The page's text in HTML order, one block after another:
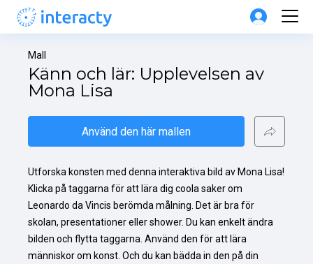
Mall
Känn och lär: Upplevelsen av
Mona Lisa
Använd den här mallen
Utforska konsten med denna interaktiva bild av Mona Lisa!
Klicka på taggarna för att lära dig coola saker om
Leonardo da Vincis berömda målning. Det är bra för
skolan, presentationer eller shower. Du kan enkelt ändra
bilden och flytta taggarna. Använd den för att lära
människor om konst. Och du kan bädda in den på din